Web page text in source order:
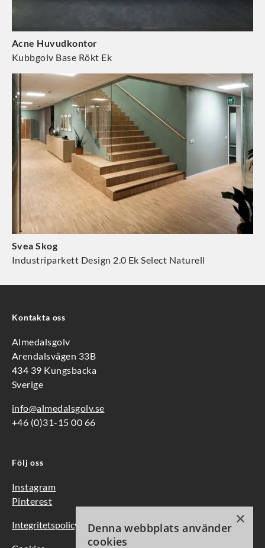
Acne Huvudkontor
Kubbgolv Base Rökt Ek
Svea Skog
Industriparkett Design 2.0 Ek Select Naturell
Kontakta oss
Almedalsgolv
Arendalsvägen 33B
434 39 Kungsbacka
Sverige
info@almedalsgolv.se
+46 (0)31-15 00 66
Följ oss
Instagram
Pinterest
Integritetspolicy ×
Denna webbplats använder
cookies